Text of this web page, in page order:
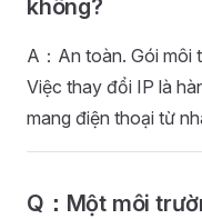
không?
A：An toàn. Gói môi
Việc thay đổi IP là
mang điện thoại từ
Q：Một môi